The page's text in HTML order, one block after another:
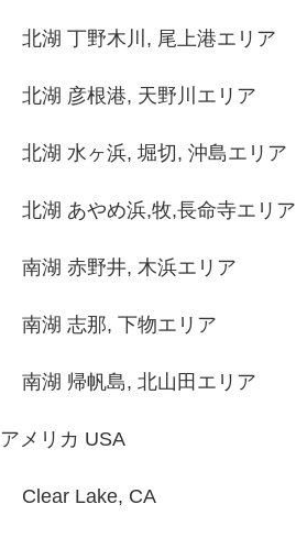
北湖 丁野木川, 尾上港エリア
北湖 彦根港, 天野川エリア
北湖 水ヶ浜, 堀切, 沖島エリア
北湖 あやめ浜,牧,長命寺エリア
南湖 赤野井, 木浜エリア
南湖 志那, 下物エリア
南湖 帰帆島, 北山田エリア
アメリカ USA
Clear Lake, CA